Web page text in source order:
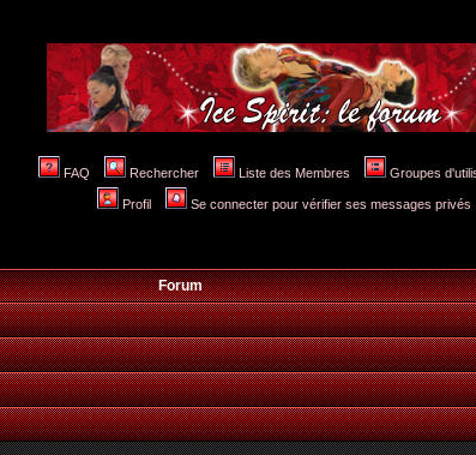
FAQ Rechercher Liste des Membres Groupes
Profil Se connecter pour vérifier ses messages privés
Forum